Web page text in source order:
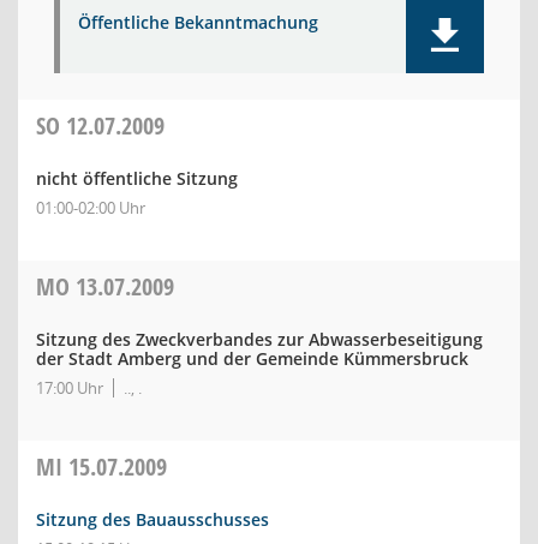
Öffentliche Bekanntmachung
SO 12.07.2009
nicht öffentliche Sitzung
01:00-02:00 Uhr
MO 13.07.2009
Sitzung des Zweckverbandes zur Abwasserbeseitigung
der Stadt Amberg und der Gemeinde Kümmersbruck
17:00 Uhr .., .
MI 15.07.2009
Sitzung des Bauausschusses